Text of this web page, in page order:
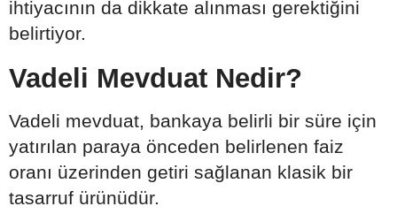
ihtiyacının da dikkate alınması gerektiğini
belirtiyor.
Vadeli Mevduat Nedir?
Vadeli mevduat, bankaya belirli bir süre için
yatırılan paraya önceden belirlenen faiz
oranı üzerinden getiri sağlanan klasik bir
tasarruf ürünüdür.